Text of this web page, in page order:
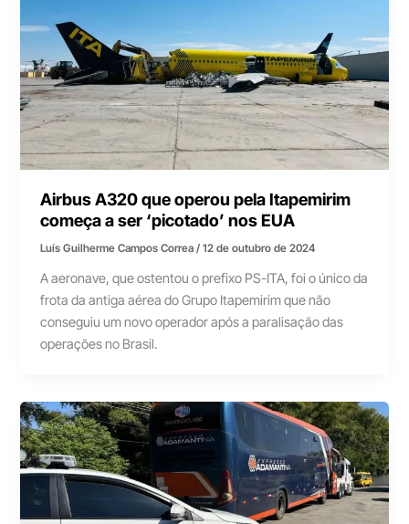
Airbus A320 que operou pela Itapemirim
começa a ser ‘picotado’ nos EUA
Luís Guilherme Campos Correa/12 de outubro de 2024
A aeronave, que ostentou o prefixo PS-ITA, foi o único da
frota da antiga aérea do Grupo Itapemirim que não
conseguiu um novo operador após a paralisação das
operações no Brasil.